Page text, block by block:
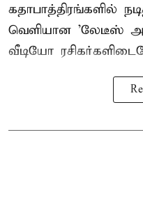
கதாபாத்திரங்களில்
வெளியான 'லேடீஸ்
வீடியோ